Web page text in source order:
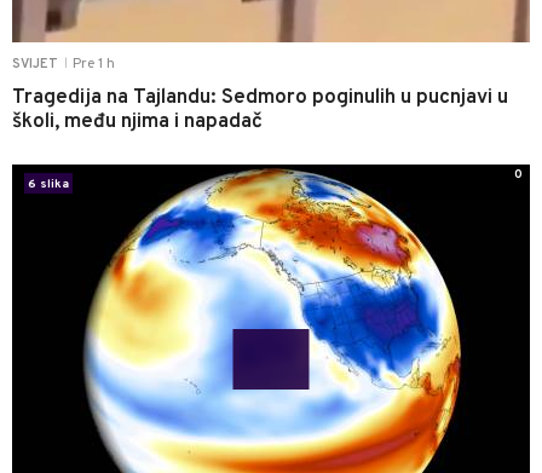
SVIJET Pre 1 h
Tragedija na Tajlandu: Sedmoro poginulih u pucnjavi u
školi, među njima i napadač
6 slika
0